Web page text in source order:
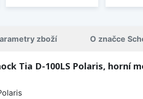
zboží O značce
Tia D-100LS Polaris, horní